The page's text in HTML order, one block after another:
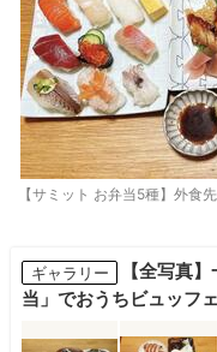
【サミット お弁当5種】外食
ギャラリー
【全写真
当」でおうちビュッフ